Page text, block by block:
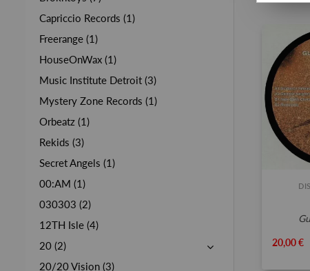
Capriccio Records (1)
Freerange (1)
HouseOnWax (1)
Music Institute Detroit (3)
Mystery Zone Records (1)
Orbeatz (1)
Rekids (3)
Secret Angels (1)
00:AM (1)
030303 (2)
12TH Isle (4)
20 (2)
20/20 Vision (3)
20,00 €